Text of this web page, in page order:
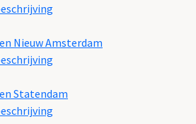
Nieuw Amsterdam
Statendam